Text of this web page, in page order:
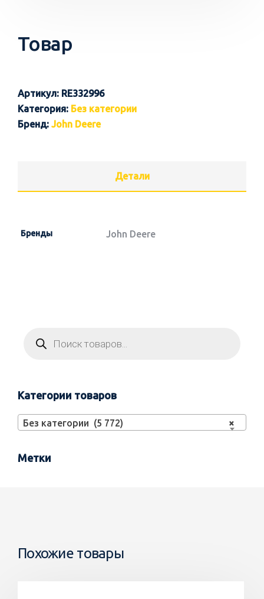
Товар
Артикул: RE332996
Категория: Без категории
Бренд: John Deere
Детали
Бренды John Deere
Категории товаров
×
Без категории (5 772)
Метки
Похожие товары